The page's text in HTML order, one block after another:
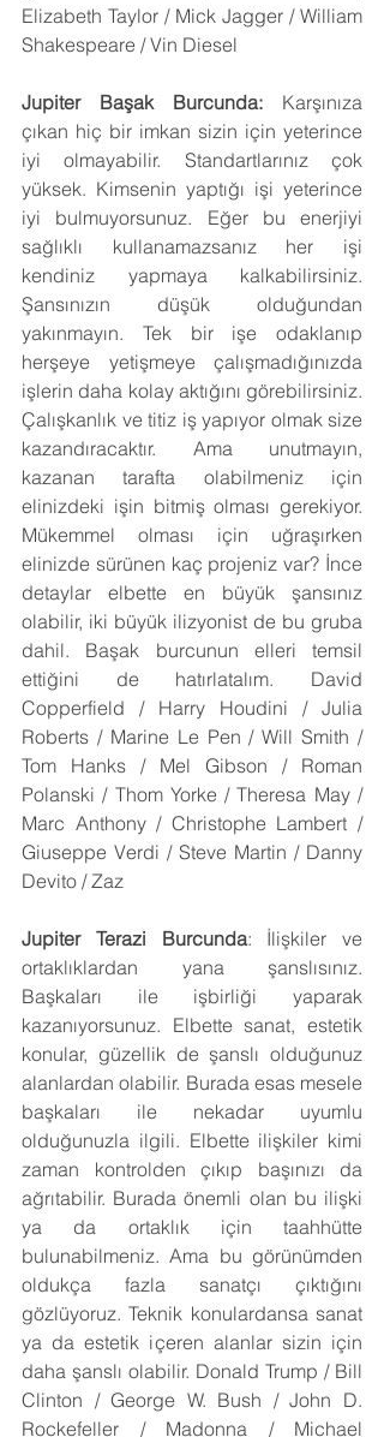
Elizabeth Taylor / Mick Jagger / William
Shakespeare / Vin Diesel
Jupiter Başak Burcunda: Karşınıza
çıkan hiç bir imkan sizin için yeterince
iyi olmayabilir. Standartlarınız çok
yüksek. Kimsenin yaptığı işi yeterince
iyi bulmuyorsunuz. Eğer bu enerjiyi
sağlıklı kullanamazsanız her işi
kendiniz yapmaya kalkabilirsiniz.
Şansınızın düşük olduğundan
yakınmayın. Tek bir işe odaklanıp
herşeye yetişmeye çalışmadığınızda
işlerin daha kolay aktığını görebilirsiniz.
Çalışkanlık ve titiz iş yapıyor olmak size
kazandıracaktır. Ama unutmayın,
kazanan tarafta olabilmeniz için
elinizdeki işin bitmiş olması gerekiyor.
Mükemmel olması için uğraşırken
elinizde sürünen kaç projeniz var? İnce
detaylar elbette en büyük şansınız
olabilir, iki büyük ilizyonist de bu gruba
dahil. Başak burcunun elleri temsil
ettiğini de hatırlatalım. David
Copperfield / Harry Houdini / Julia
Roberts / Marine Le Pen / Will Smith /
Tom Hanks / Mel Gibson / Roman
Polanski / Thom Yorke / Theresa May /
Marc Anthony / Christophe Lambert /
Giuseppe Verdi / Steve Martin / Danny
Devito / Zaz
Jupiter Terazi Burcunda: İlişkiler ve
ortaklıklardan yana şanslısınız.
Başkaları ile işbirliği yaparak
kazanıyorsunuz. Elbette sanat, estetik
konular, güzellik de şanslı olduğunuz
alanlardan olabilir. Burada esas mesele
başkaları ile nekadar uyumlu
olduğunuzla ilgili. Elbette ilişkiler kimi
zaman kontrolden çıkıp başınızı da
ağrıtabilir. Burada önemli olan bu ilişki
ya da ortaklık için taahhütte
bulunabilmeniz. Ama bu görünümden
oldukça fazla sanatçı çıktığını
gözlüyoruz. Teknik konulardansa sanat
ya da estetik içeren alanlar sizin için
daha şanslı olabilir. Donald Trump / Bill
Clinton / George W. Bush / John D.
Rockefeller / Madonna / Michael